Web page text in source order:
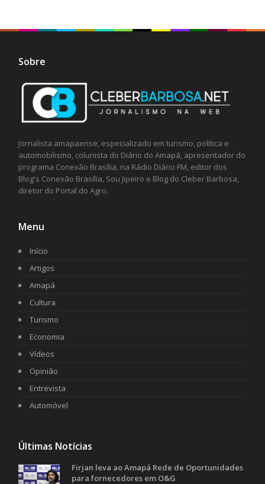
Sobre
Jornalista amapaense, especializado em turismo, política e
automobilismo, colunista do Diário do Amapá, apresentador do
programa Conexão Brasília, na Rádio Diário FM, editor dos
Blog's Conexão Brasília, Sou Jipeiro e Blog do Cleber Barbosa,
diretor do Portal do Agro.
Menu
Início
Artigos
Amapá
Cultura
Turismo
Economia
Vídeos
Opinião
Entrevista
Automóvel
Últimas Notícias
Firjan leva ao Amapá Rede de Oportunidades
para fornecedores em O&G